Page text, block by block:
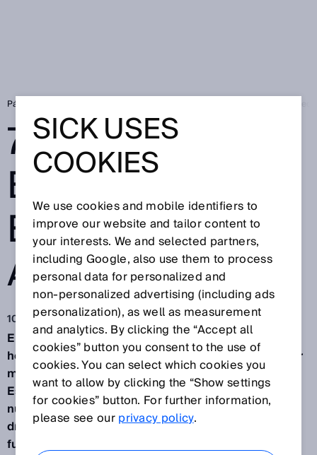
Página de inicio
75 AÑOS DE
EXCELENCIA
EMPRENDEDOR
A
10 nov 2021
El Dr. Sick tendría hoy 111 años y seguiría siendo un
hombre adelantado a su tiempo con su empeño por
mejorar el mundo por medio del avance técnico.
Este año celebramos nuestro 75.º aniversario, y
nuestra impresionante historia continúa siendo, a
día de hoy, el motor de nuestro deseo de diseñar el
futuro.
SICK USES
COOKIES
We use cookies and mobile identifiers to
improve our website and tailor content to
your interests. We and selected partners,
including Google, also use them to process
personal data for personalized and
non‑personalized advertising (including ads
personalization), as well as measurement
and analytics. By clicking the “Accept all
cookies” button you consent to the use of
cookies. You can select which cookies you
want to allow by clicking the “Show settings
for cookies” button. For further information,
please see ourprivacy policy.